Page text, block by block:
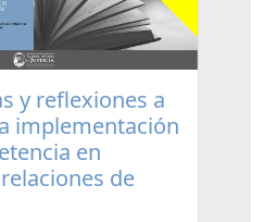
y reflexiones a
implementación
en
de